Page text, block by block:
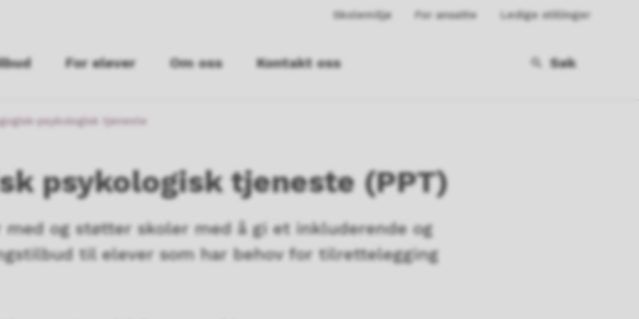
Skolemiljø For ansatte Ledige stillinger
For elever Om oss Kontakt oss Søk
psykologisk tjeneste
psykologisk tjeneste (PPT)
med og støtter skoler med å gi et inkluderende og
til elever som har behov for tilrettelegging